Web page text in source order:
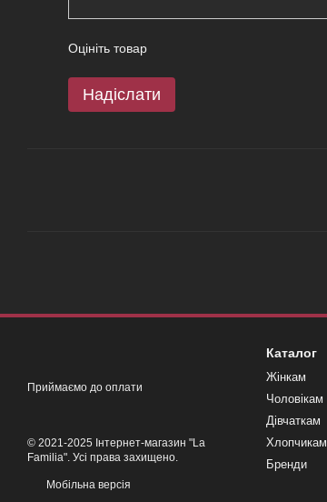
Оцініть товар
Надіслати
Приймаємо до оплати
© 2021-2025 Інтернет-магазин "La
Familia". Усі права захищено.
Мобільна версія
Каталог
Жінкам
Чоловікам
Дівчаткам
Хлопчикам
Бренди